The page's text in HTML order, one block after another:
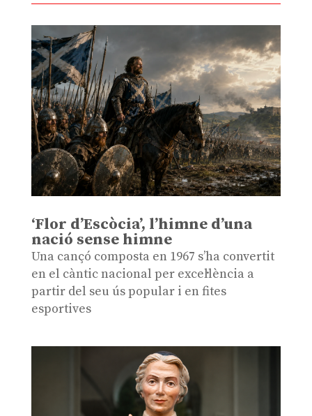
‘Flor d’Escòcia’, l’himne d’una
nació sense himne
Una cançó composta en 1967 s’ha convertit
en el càntic nacional per excel·lència a
partir del seu ús popular i en fites
esportives